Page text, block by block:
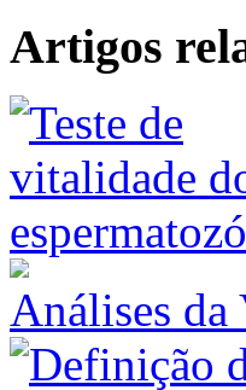
Artigos
Análises da